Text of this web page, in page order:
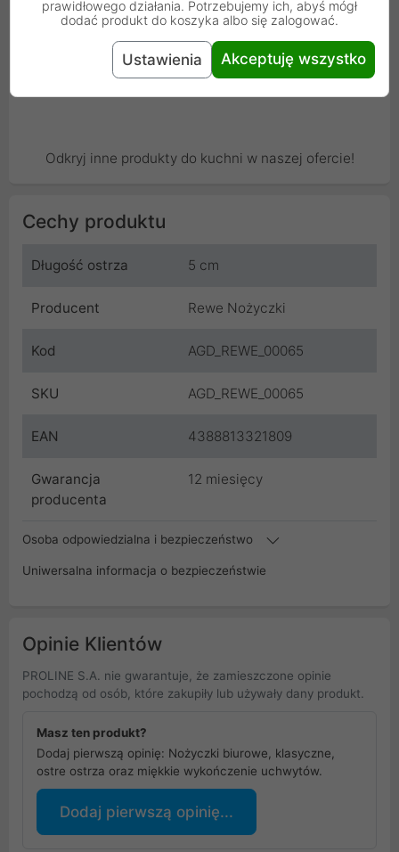
Odkryj inne produkty do kuchni w naszej ofercie!
Cechy produktu
Długość ostrza 5 cm
Producent Rewe Nożyczki
Kod AGD_REWE_00065
SKU AGD_REWE_00065
EAN 4388813321809
Gwarancja
producenta
12 miesięcy
Osoba odpowiedzialna i bezpieczeństwo
Uniwersalna informacja o bezpieczeństwie
Opinie Klientów
PROLINE S.A. nie gwarantuje, że zamieszczone opinie
pochodzą od osób, które zakupiły lub używały dany produkt.
Masz ten produkt?
Dodaj pierwszą opinię: Nożyczki biurowe, klasyczne,
ostre ostrza oraz miękkie wykończenie uchwytów.
Dodaj pierwszą opinię...
prawidłowego działania. Potrzebujemy ich, abyś mógł
dodać produkt do koszyka albo się zalogować.
Ustawienia Akceptuję wszystko